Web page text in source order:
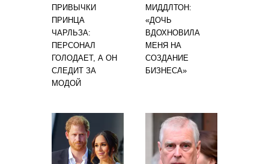
ПРИВЫЧКИ
ПРИНЦА
ЧАРЛЬЗА:
ПЕРСОНАЛ
ГОЛОДАЕТ, А ОН
СЛЕДИТ ЗА
МОДОЙ
МИДДЛТОН:
«ДОЧЬ
ВДОХНОВИЛА
МЕНЯ НА
СОЗДАНИЕ
БИЗНЕСА»